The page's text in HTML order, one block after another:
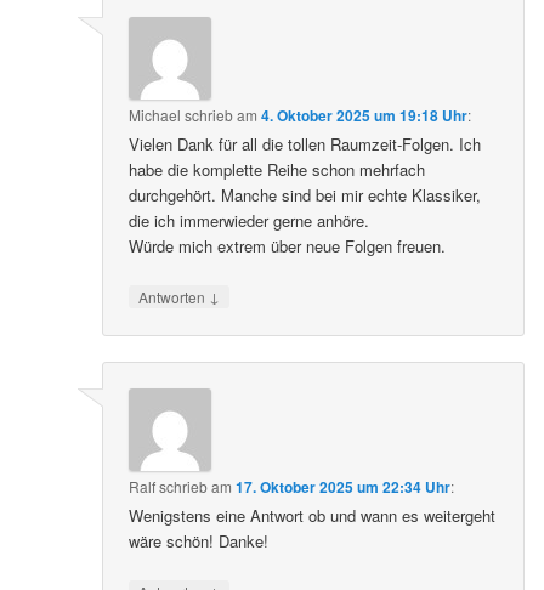
Michael schriebam4. Oktober 2025 um 19:18 Uhr:
Vielen Dank für all die tollen Raumzeit-Folgen. Ich
habe die komplette Reihe schon mehrfach
durchgehört. Manche sind bei mir echte Klassiker,
die ich immerwieder gerne anhöre.
Würde mich extrem über neue Folgen freuen.
Antworten ↓
Ralfschriebam17. Oktober 2025 um 22:34 Uhr:
Wenigstens eine Antwort ob und wann es weitergeht
wäre schön! Danke!